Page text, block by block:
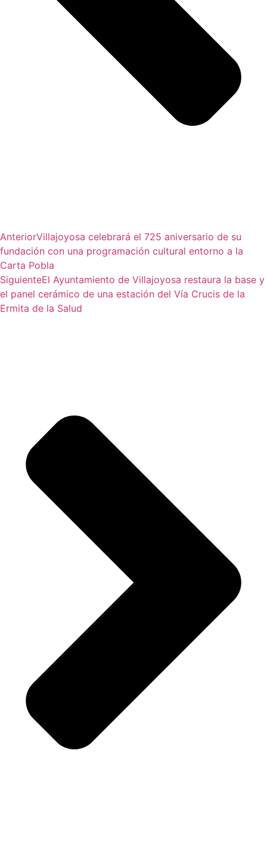
AnteriorVillajoyosa celebrará el 725 aniversario de su
fundación con una programación cultural entorno a la
Carta Pobla
SiguienteEl Ayuntamiento de Villajoyosa restaura la base y
el panel cerámico de una estación del Vía Crucis de la
Ermita de la Salud